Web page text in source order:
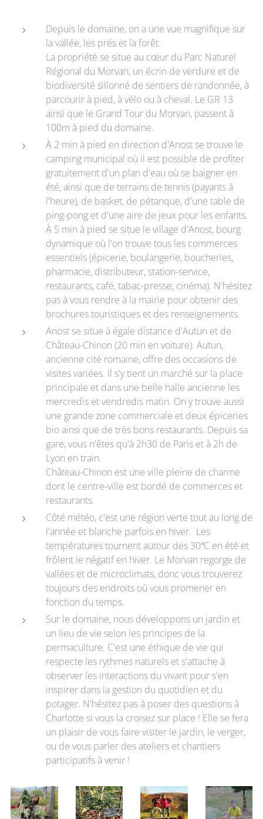
Depuis le domaine, on a une vue magnifique sur
la vallée, les prés et la forêt.
La propriété se situe au cœur du Parc Naturel
Régional du Morvan, un écrin de verdure et de
biodiversité sillonné de sentiers de randonnée, à
parcourir à pied, à vélo ou à cheval. Le GR 13
ainsi que le Grand Tour du Morvan, passent à
100m à pied du domaine.
À 2 min à pied en direction d'Anost se trouve le
camping municipal où il est possible de profiter
gratuitement d'un plan d'eau où se baigner en
été, ainsi que de terrains de tennis (payants à
l'heure), de basket, de pétanque, d'une table de
ping-pong et d'une aire de jeux pour les enfants.
À 5 min à pied se situe le village d'Anost, bourg
dynamique où l'on trouve tous les commerces
essentiels (épicerie, boulangerie, boucheries,
pharmacie, distributeur, station-service,
restaurants, café, tabac-presse, cinéma). N'hésitez
pas à vous rendre à la mairie pour obtenir des
brochures touristiques et des renseignements.
Anost se situe à égale distance d'Autun et de
Château-Chinon (20 min en voiture). Autun,
ancienne cité romaine, offre des occasions de
visites variées. Il s'y tient un marché sur la place
principale et dans une belle halle ancienne les
mercredis et vendredis matin. On y trouve aussi
une grande zone commerciale et deux épiceries
bio ainsi que de très bons restaurants. Depuis sa
gare, vous n'êtes qu'à 2h30 de Paris et à 2h de
Lyon en train.
Château-Chinon est une ville pleine de charme
dont le centre-ville est bordé de commerces et
restaurants.
Côté météo, c'est une région verte tout au long de
l'année et blanche parfois en hiver. Les
températures tournent autour des 30ªC en été et
frôlent le négatif en hiver. Le Morvan regorge de
vallées et de microclimats, donc vous trouverez
toujours des endroits où vous promener en
fonction du temps.
Sur le domaine, nous développons un jardin et
un lieu de vie selon les principes de la
permaculture. C'est une éthique de vie qui
respecte les rythmes naturels et s'attache à
observer les interactions du vivant pour s'en
inspirer dans la gestion du quotidien et du
potager. N'hésitez pas à poser des questions à
Charlotte si vous la croisez sur place ! Elle se fera
un plaisir de vous faire visiter le jardin, le verger,
ou de vous parler des ateliers et chantiers
participatifs à venir !